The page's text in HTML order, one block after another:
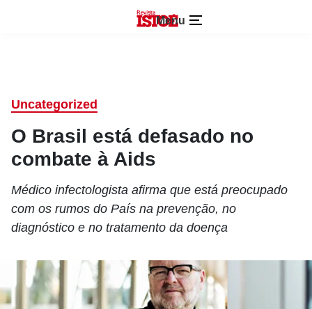
Menu
Uncategorized
O Brasil está defasado no
combate à Aids
Médico infectologista afirma que está preocupado
com os rumos do País na prevenção, no
diagnóstico e no tratamento da doença